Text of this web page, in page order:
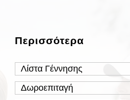
Περισσότερα
Λίστα Γέννησης
Δωροεπιταγή